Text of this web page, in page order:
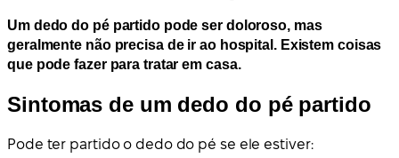
Um dedo do pé partido pode ser doloroso, mas
geralmente não precisa de ir ao hospital. Existem coisas
que pode fazer para tratar em casa.
Sintomas de um dedo do pé partido
Pode ter partido o dedo do pé se ele estiver: